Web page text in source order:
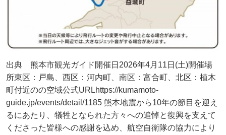
出典 熊本市観光ガイド開催日2026年4月11日(土)開催場
所東区：戸島、西区：河内町、南区：富合町、北区：植木
町付近のの空域公式URLhttps://kumamoto-
guide.jp/events/detail/1185 熊本地震から10年の節目を迎え
るにあたり、犠牲となられた方々への追悼と復興を支えて
くださった皆様への感謝を込め、航空自衛隊の協力により